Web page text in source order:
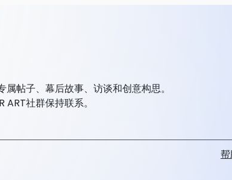
帖子、幕后故事、访谈和创意构思。
社群保持联系。